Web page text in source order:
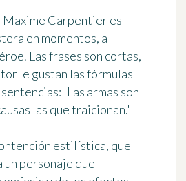
Maxime Carpentier es
en momentos, a
Las frases son cortas,
le gustan las fórmulas
'Las armas son
las que traicionan.'
estilística, que
un personaje que